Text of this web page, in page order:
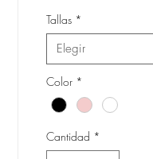
Tallas *
Elegir
Color *
Cantidad *